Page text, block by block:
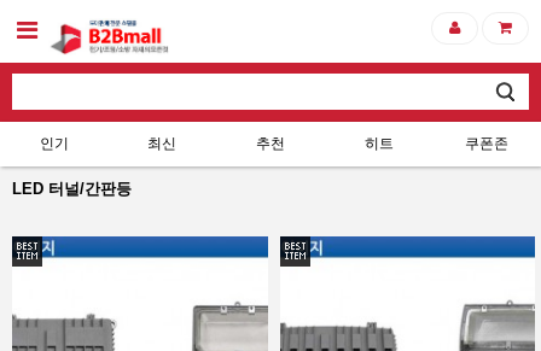
인기 최신 추천 히트 쿠폰존
LED 터널/간판등